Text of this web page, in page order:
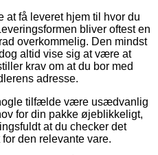
få leveret hjem til hvor du
bliver oftest en
overkommelig. Den mindst
altid vise sig at være at
krav om at du bor med
adresse.
tilfælde være usædvanlig
for din pakke øjeblikkeligt,
at du checker det
den relevante vare.